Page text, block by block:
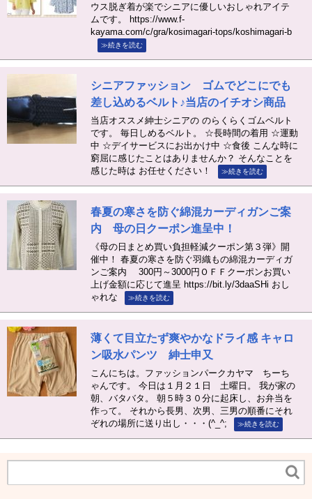
ウス脱ぎ着が楽でシニアに優しいおしゃれアイテ
ムです。 https://www.f-
kayama.com/c/gra/kosimagari-tops/koshimagari-b
≫続きを読む
シニアファッション ゴムでどこにでも
差し込めるベルト♪当店のイチオシ商品
当店オススメ紳士シニアの のらくらくゴムベルト
です。 毎日しめるベルト。 ☆長時間の着用 ☆運動
中 ☆デイサービスにお出かけ中 ☆食後 こんな時に
窮屈に感じたことはありませんか？ そんなことを
感じた時は お任せください！
≫続きを読む
春夏の寒さを防ぐ綿混カーディガンご案
内 母の日クーポン進呈中！
《母の日まとめ買い負担軽減クーポン第３弾》開
催中！ 春夏の寒さを防ぐ羽織もの綿混カーディガ
ンご案内 300円～3000円ＯＦＦクーポンお買い
上げ金額に応じて進呈 https://bit.ly/3daaSHi おし
ゃれな
≫続きを読む
薄くて目立たず爽やかなドライ感 キャロ
ン吸水パンツ 紳士申又
こんにちは。ファッションパークカヤマ ちーち
ゃんです。 今日は１月２１日 土曜日。 我が家の
朝、バタバタ。 朝５時３０分に起床し、お弁当を
作って。 それから長男、次男、三男の順番にそれ
ぞれの場所に送り出し・・・(^_^;
≫続きを読む